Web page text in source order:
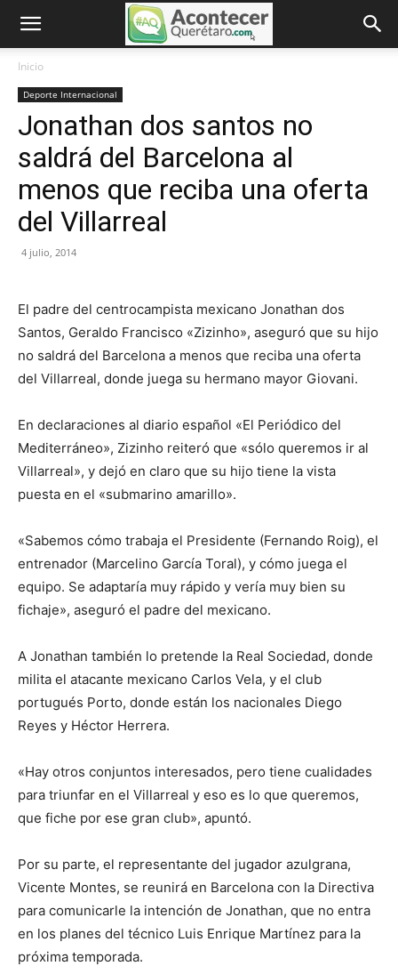
Inicio
Deporte Internacional
Jonathan dos santos no
saldrá del Barcelona al
menos que reciba una oferta
del Villarreal
4 julio, 2014
El padre del centrocampista mexicano Jonathan dos
Santos, Geraldo Francisco «Zizinho», aseguró que su hijo
no saldrá del Barcelona a menos que reciba una oferta
del Villarreal, donde juega su hermano mayor Giovani.
En declaraciones al diario español «El Periódico del
Mediterráneo», Zizinho reiteró que «sólo queremos ir al
Villarreal», y dejó en claro que su hijo tiene la vista
puesta en el «submarino amarillo».
«Sabemos cómo trabaja el Presidente (Fernando Roig), el
entrenador (Marcelino García Toral), y cómo juega el
equipo. Se adaptaría muy rápido y vería muy bien su
fichaje», aseguró el padre del mexicano.
A Jonathan también lo pretende la Real Sociedad, donde
milita el atacante mexicano Carlos Vela, y el club
portugués Porto, donde están los nacionales Diego
Reyes y Héctor Herrera.
«Hay otros conjuntos interesados, pero tiene cualidades
para triunfar en el Villarreal y eso es lo que queremos,
que fiche por ese gran club», apuntó.
Por su parte, el representante del jugador azulgrana,
Vicente Montes, se reunirá en Barcelona con la Directiva
para comunicarle la intención de Jonathan, que no entra
en los planes del técnico Luis Enrique Martínez para la
próxima temporada.